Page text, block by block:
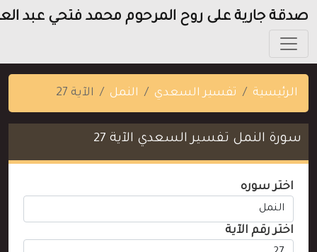
جارية على روح المرحوم محمد فتحي عبد العزيز
الرئيسية تفسير السعدي النمل الآية 27
سورة النمل تفسير السعدي الآية 27
اختر سوره
اختر رقم الآية